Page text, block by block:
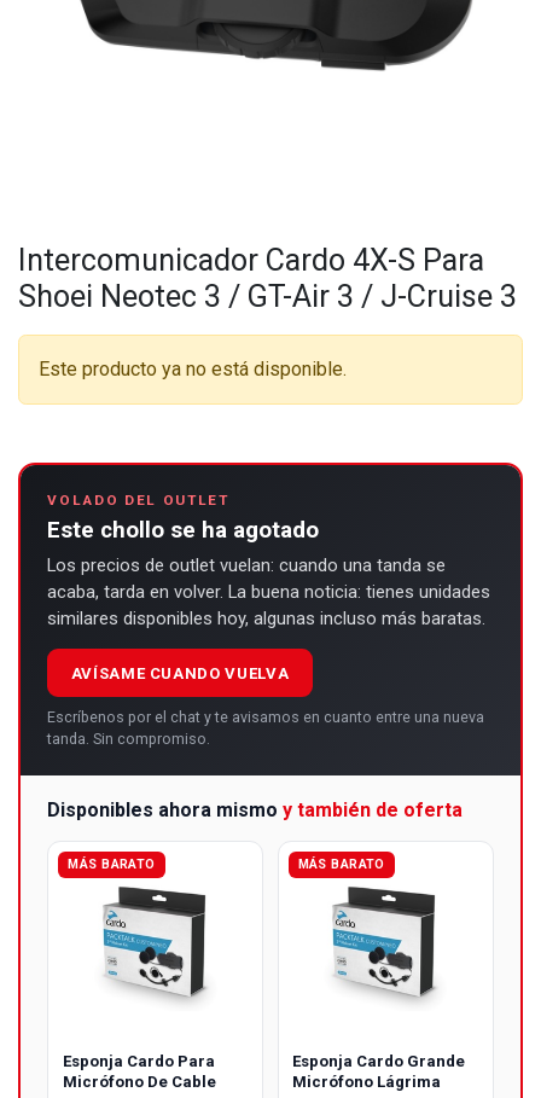
Intercomunicador Cardo 4X-S Para
Shoei Neotec 3 / GT-Air 3 / J-Cruise 3
Este producto ya no está disponible.
VOLADO DEL OUTLET
Este chollo se ha agotado
Los precios de outlet vuelan: cuando una tanda se
acaba, tarda en volver. La buena noticia: tienes unidades
similares disponibles hoy, algunas incluso más baratas.
AVÍSAME CUANDO VUELVA
Escríbenos por el chat y te avisamos en cuanto entre una nueva
tanda. Sin compromiso.
Disponibles ahora mismoy también de oferta
MÁS BARATO
Esponja Cardo Para
Micrófono De Cable
MÁS BARATO
Esponja Cardo Grande
Micrófono Lágrima